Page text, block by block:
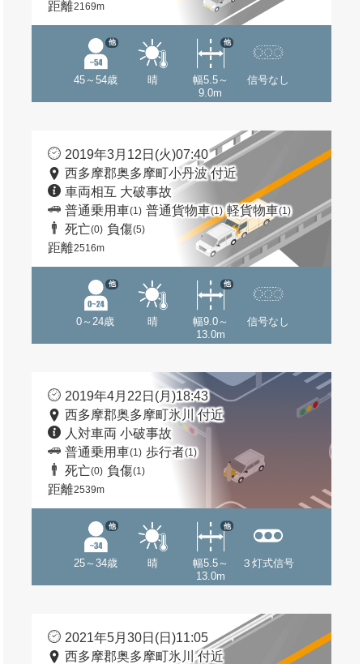
距離2169m
45～54歳
他
晴
幅5.5～
9.0m
他
信号なし
2019年3月12日(火)07:40
西多摩郡奥多摩町小丹波 付近
車両相互 大破事故
普通乗用車(1) 普通貨物車(1) 軽貨物車(1)
死亡(0) 負傷(5)
距離2516m
0～24歳
他
晴
幅9.0～
13.0m
他
信号なし
2019年4月22日(月)18:43
西多摩郡奥多摩町氷川 付近
人対車両 小破事故
普通乗用車(1) 歩行者(1)
死亡(0) 負傷(1)
距離2539m
25～34歳
他
晴
幅5.5～
13.0m
他
３灯式信号
2021年5月30日(日)11:05
西多摩郡奥多摩町氷川 付近